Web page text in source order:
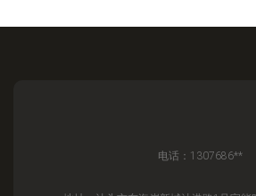
电话：1307686**